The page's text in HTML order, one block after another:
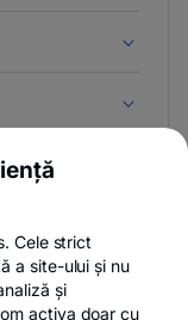
Blogul BT.
Cele strict
a site-ului și nu
și
activa doar cu